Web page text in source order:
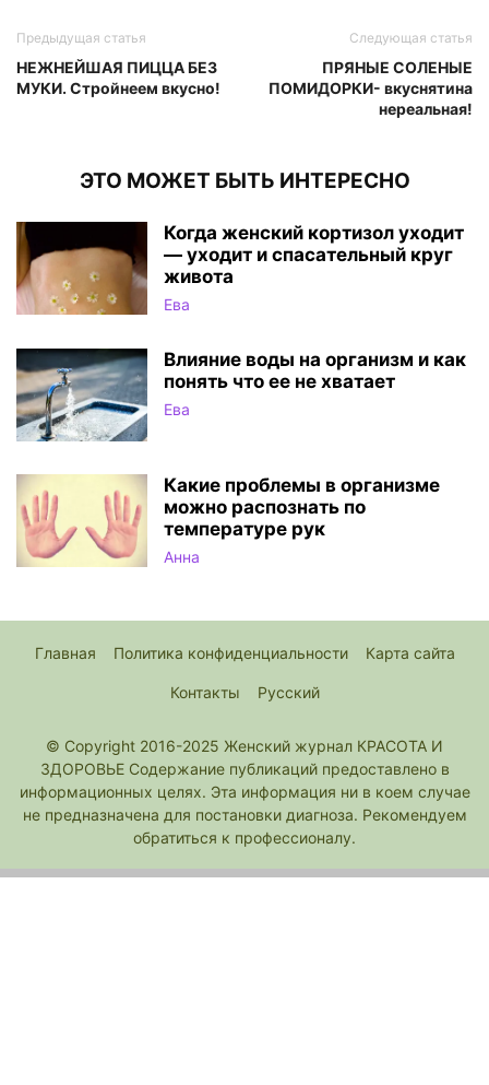
Предыдущая статья
НЕЖНЕЙШАЯ ПИЦЦА БЕЗ
МУКИ. Стройнеем вкусно!
Следующая статья
ПРЯНЫЕ СОЛЕНЫЕ
ПОМИДОРКИ- вкуснятина
нереальная!
ЭТО МОЖЕТ БЫТЬ ИНТЕРЕСНО
Когда женский кортизол уходит
— уходит и спасательный круг
живота
Ева
Влияние воды на организм и как
понять что ее не хватает
Ева
Какие проблемы в организме
можно распознать по
температуре рук
Анна
Главная Политика конфиденциальности Карта сайта
Контакты Русский
© Copyright 2016-2025 Женский журнал КРАСОТА И
ЗДОРОВЬЕ Содержание публикаций предоставлено в
информационных целях. Эта информация ни в коем случае
не предназначена для постановки диагноза. Рекомендуем
обратиться к профессионалу.